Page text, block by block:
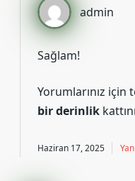
admin
Sağlam!
Yorumlarınız için
bir derinlik
Haziran 17, 2025